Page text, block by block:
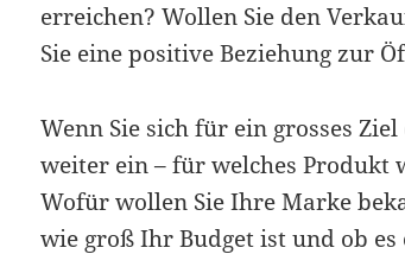
erreichen? Wollen Sie den
Sie eine positive Beziehung zur
Wenn Sie sich für ein grosses
weiter ein – für welches Produkt
Wofür wollen Sie Ihre Marke
wie groß Ihr Budget ist und ob